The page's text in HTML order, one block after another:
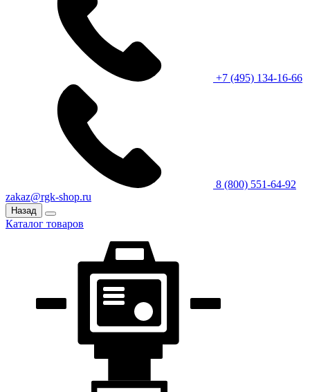
+7 (495) 134-16-66
8 (800) 551-64-92
zakaz@rgk-shop.ru
Назад
Каталог товаров